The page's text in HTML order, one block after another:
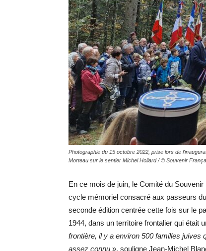
Photographie du 15 octobre 2022, prise lors de
Morteau sur le sentier Michel Hollard / © Souvenir
En ce mois de juin, le Comité du
cycle mémoriel consacré aux passeurs
seconde édition centrée cette fois sur le
1944, dans un territoire frontalier qui était
frontière, il y a environ 500 familles juives
assez connu », souligne Jean-Michel